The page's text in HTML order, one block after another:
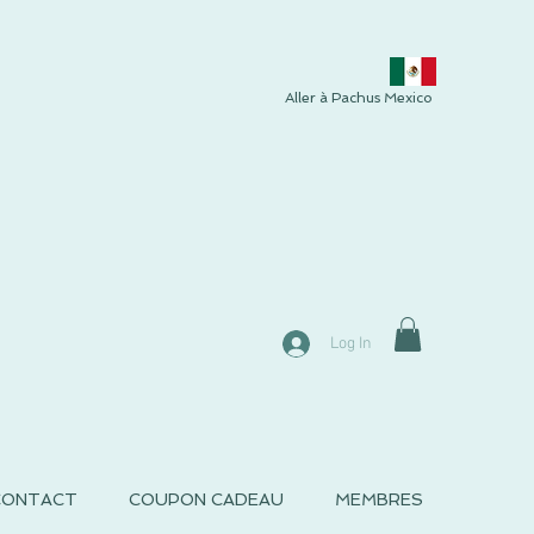
Aller à Pachus Mexico
Log In
COUPON CADEAU MEMBRES